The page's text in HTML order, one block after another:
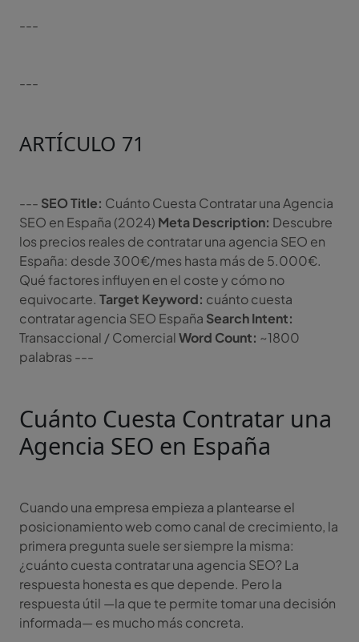
---
---
ARTÍCULO 71
--- SEO Title: Cuánto Cuesta Contratar una Agencia
SEO en España (2024) Meta Description: Descubre
los precios reales de contratar una agencia SEO en
España: desde 300€/mes hasta más de 5.000€.
Qué factores influyen en el coste y cómo no
equivocarte. Target Keyword: cuánto cuesta
contratar agencia SEO España Search Intent:
Transaccional / ComercialWord Count: ~1800
palabras ---
Cuánto Cuesta Contratar una
Agencia SEO en España
Cuando una empresa empieza a plantearse el
posicionamiento web como canal de crecimiento, la
primera pregunta suele ser siempre la misma:
¿cuánto cuesta contratar una agencia SEO? La
respuesta honesta es que depende. Pero la
respuesta útil —la que te permite tomar una decisión
informada— es mucho más concreta.